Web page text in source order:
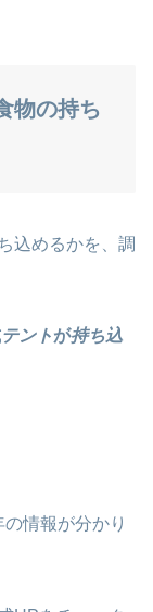
物の持ち
込めるかを、調
テントが持ち込
情報が分かり